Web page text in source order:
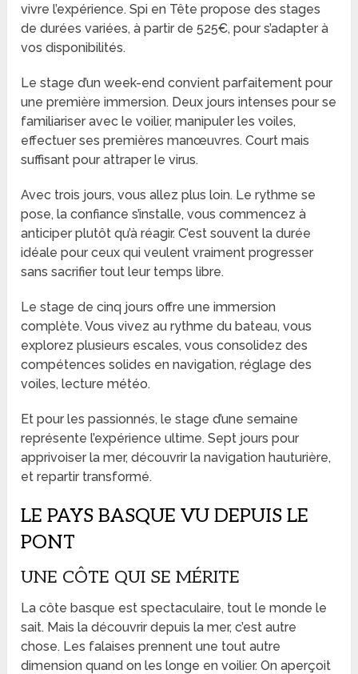
vivre l’expérience. Spi en Tête propose des stages
de durées variées, à partir de 525€, pour s’adapter à
vos disponibilités.
Le stage d’un week-end convient parfaitement pour
une première immersion. Deux jours intenses pour se
familiariser avec le voilier, manipuler les voiles,
effectuer ses premières manœuvres. Court mais
suffisant pour attraper le virus.
Avec trois jours, vous allez plus loin. Le rythme se
pose, la confiance s’installe, vous commencez à
anticiper plutôt qu’à réagir. C’est souvent la durée
idéale pour ceux qui veulent vraiment progresser
sans sacrifier tout leur temps libre.
Le stage de cinq jours offre une immersion
complète. Vous vivez au rythme du bateau, vous
explorez plusieurs escales, vous consolidez des
compétences solides en navigation, réglage des
voiles, lecture météo.
Et pour les passionnés, le stage d’une semaine
représente l’expérience ultime. Sept jours pour
apprivoiser la mer, découvrir la navigation hauturière,
et repartir transformé.
LE PAYS BASQUE VU DEPUIS LE
PONT
UNE CÔTE QUI SE MÉRITE
La côte basque est spectaculaire, tout le monde le
sait. Mais la découvrir depuis la mer, c’est autre
chose. Les falaises prennent une tout autre
dimension quand on les longe en voilier. On aperçoit